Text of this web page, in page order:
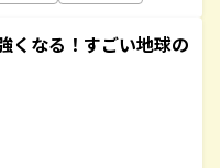
くなる！すごい地球の